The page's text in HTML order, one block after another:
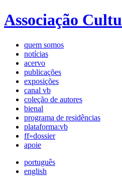
Associação
quem somos
notícias
acervo
publicações
exposições
canal vb
coleção de autores
bienal
programa de residências
plataforma:vb
ff»dossier
apoie
português
english